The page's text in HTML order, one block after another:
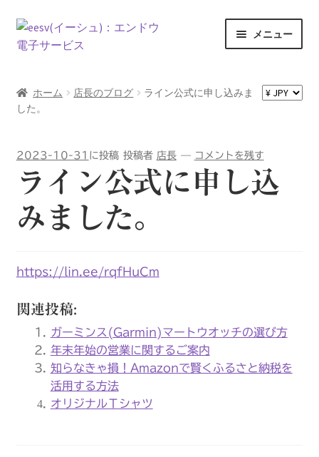
ナ
ビ
シ
ョ
へ
ス
キ
ッ
プ
コ
ン
ツ
へ
キ
ッ
プ
メニュー
Exceed expectations
お問い合わせ
お買い物カゴ
カート
スタートいたしました。
ブログ
プライバシーポリシー
マイアカウント
ホーム 店長のブログ
ライン公式に申し込みま
した。
2023-10-31 に投稿 投稿者 店長 — コメントを残す
ライン公式に申し込
みました。
https://lin.ee/rqfHuCm
関連投稿:
ガーミンス(Garmin)マートウオッチの選び方
年末年始の営業に関するご案内
知らなきゃ損！Amazonで賢くふるさと納税を
活用する方法
オリジナルＴシャツ